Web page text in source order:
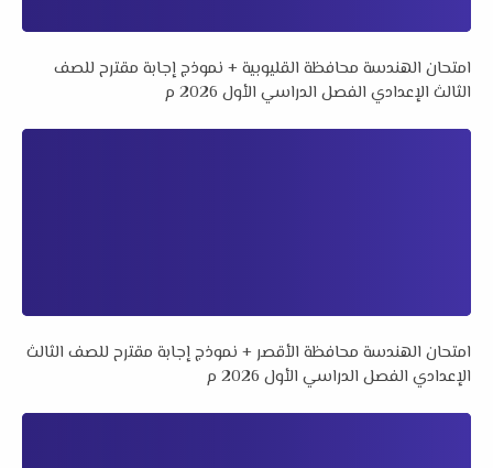
امتحان الهندسة محافظة القليوبية + نموذج إجابة مقترح للصف
الثالث الإعدادي الفصل الدراسي الأول 2026 م
امتحان الهندسة محافظة الأقصر + نموذج إجابة مقترح للصف الثالث
الإعدادي الفصل الدراسي الأول 2026 م